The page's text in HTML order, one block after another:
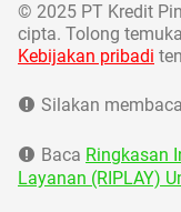
© 2025 PT Kredit
cipta. Tolong
Kebijakan pribadi
Silakan membaca
Baca Ringkasan
Layanan (RIPLAY)